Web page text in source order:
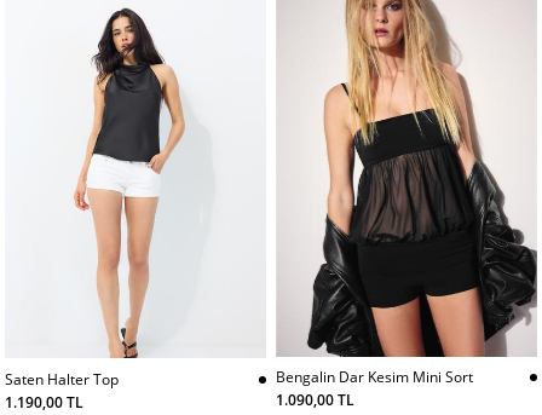
Saten Halter Top
1.190,00 TL
Bengalin Dar Kesim Mini Sort
1.090,00 TL